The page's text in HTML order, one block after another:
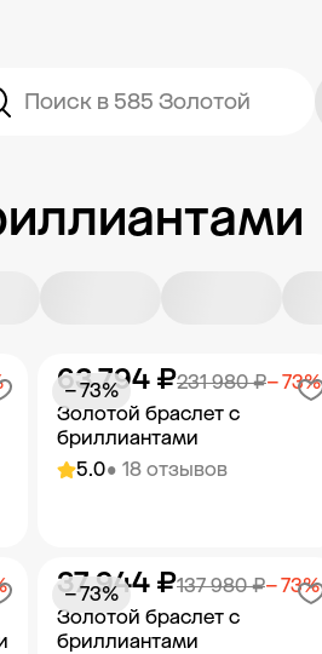
Поиск в 585 Золотой
5.0• 18 отзывов
Золотой браслет с
бриллиантами
231 980 ₽− 73%
63 794 ₽
− 73%
Добавить в корзину
Золотой браслет с
бриллиантами
137 980 ₽− 73%
37 944 ₽
− 73%